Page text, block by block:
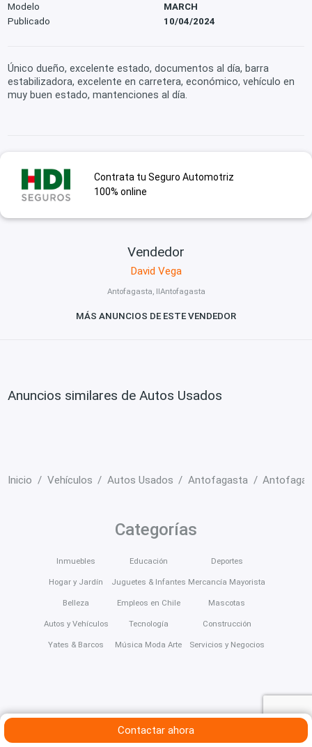
Modelo
MARCH
Publicado
10/04/2024
Único dueño, excelente estado, documentos al día, barra
estabilizadora, excelente en carretera, económico, vehículo en
muy buen estado, mantenciones al día.
Contrata tu Seguro Automotriz
100% online
Vendedor
David Vega
Antofagasta, IIAntofagasta
MÁS ANUNCIOS DE ESTE VENDEDOR
Anuncios similares de Autos Usados
Inicio Vehículos Autos Usados Antofagasta
Contactar ahora
Categorías
Inmuebles
Hogar y Jardín
Belleza
Autos y Vehículos
Yates & Barcos
Educación
Juguetes & Infantes
Empleos en Chile
Tecnología
Música Moda Arte
Deportes
Mercancía Mayorista
Mascotas
Construcción
Servicios y Negocios